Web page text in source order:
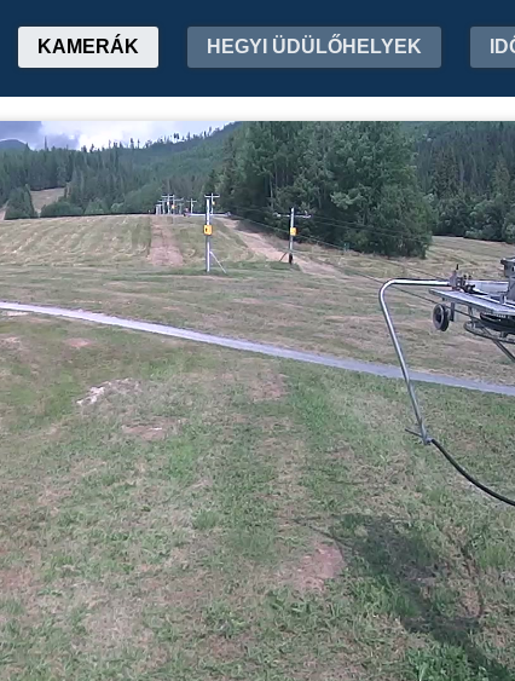
KAMERÁK HEGYI ÜDÜLŐHELYEK